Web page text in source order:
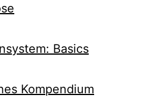
Basics
Kompendium